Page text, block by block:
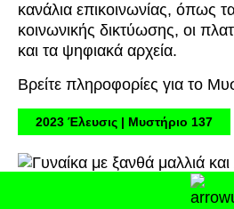
κανάλια επικοινωνίας, όπως
κοινωνικής δικτύωσης, οι
και τα ψηφιακά αρχεία.
Βρείτε πληροφορίες για το
2023 Έλευσις | Μυστήριο 137